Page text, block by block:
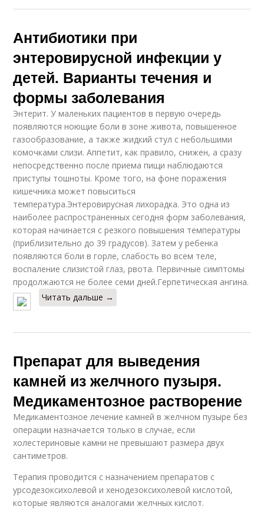
Антибиотики при
энтеровирусной инфекции у
детей. Варианты течения и
формы заболевания
Энтерит. У маленьких пациентов в первую очередь
появляются ноющие боли в зоне живота, повышенное
газообразование, а также жидкий стул с небольшими
комочками слизи. Аппетит, как правило, снижен, а сразу
непосредственно после приема пищи наблюдаются
приступы тошноты. Кроме того, на фоне поражения
кишечника может повыситься
температура.Энтеровирусная лихорадка. Это одна из
наиболее распространенных сегодня форм заболевания,
которая начинается с резкого повышения температуры
(приблизительно до 39 градусов). Затем у ребенка
появляются боли в горле, слабость во всем теле,
воспаление слизистой глаз, рвота. Первичные симптомы
продолжаются не более семи дней.Герпетическая ангина.
Читать дальше →
Препарат для выведения
камней из желчного пузыря.
Медикаментозное растворение
Медикаментозное лечение камней в желчном пузыре без
операции назначается только в случае, если
холестериновые камни не превышают размера двух
сантиметров.
Терапия проводится с назначением препаратов с
урсодезоксихолевой и хенодезоксихолевой кислотой,
которые являются аналогами желчных кислот.